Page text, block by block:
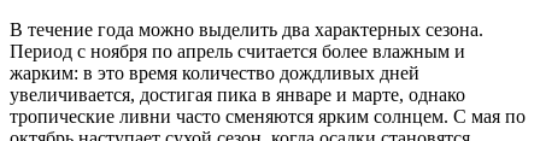
В течение года можно выделить два характерных сезона.
Период с ноября по апрель считается более влажным и
жарким: в это время количество дождливых дней
увеличивается, достигая пика в январе и марте, однако
тропические ливни часто сменяются ярким солнцем. С мая по